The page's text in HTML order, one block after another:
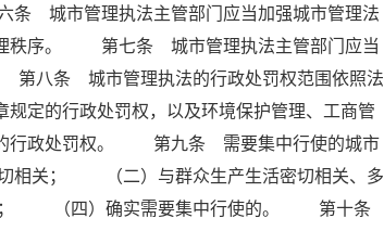
城市管理执法主管部门应当加强城市管理法
理秩序。 第七条 城市管理执法主管部门应当
八条 城市管理执法的行政处罚权范围依照法
定的行政处罚权，以及环境保护管理、工商管
的行政处罚权。 第九条 需要集中行使的城市
相关； （二）与群众生产生活密切相关、多
宜； （四）确实需要集中行使的。 第十